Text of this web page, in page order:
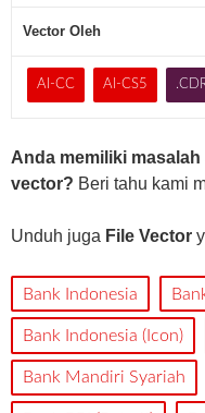
Vector Oleh
AI-CC AI-CS5
Anda memiliki
vector? Beri tahu kami
Unduh juga File Vector
Bank Indonesia
Bank Indonesia (Icon)
Bank Mandiri Syariah